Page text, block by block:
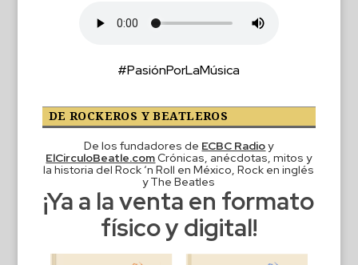
#PasiónPorLaMúsica
DE ROCKEROS Y BEATLEROS
De los fundadores de ECBC Radioy
ElCirculoBeatle.comCrónicas, anécdotas, mitos y
la historia del Rock ‘n Roll en México, Rock en inglés
y The Beatles
¡Ya a la venta en formato
físico y digital!